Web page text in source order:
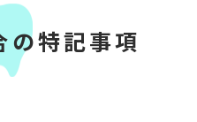
の特記事項